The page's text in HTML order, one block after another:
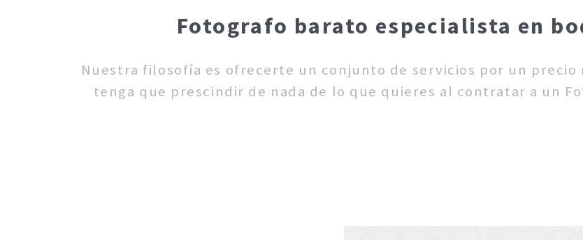
Fotografo barato especialista en
Nuestra filosofía es ofrecerte un conjunto de servicios por un precio
tenga que prescindir de nada de lo que quieres al contratar a un